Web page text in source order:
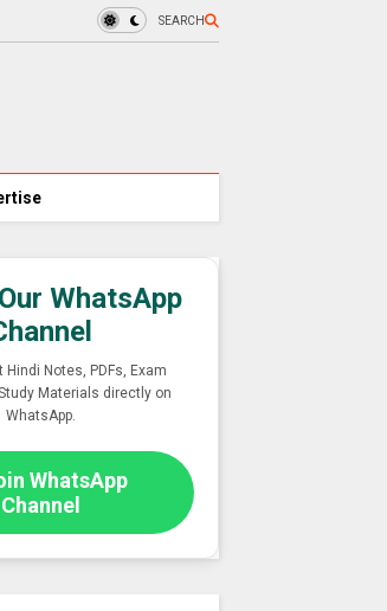
SEARCH
WhatsApp
Hindi Notes, PDFs, Exam
Materials directly on
WhatsApp.
WhatsApp
Channel